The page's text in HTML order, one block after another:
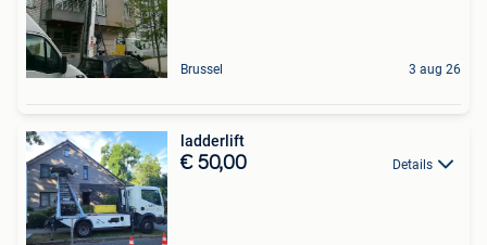
Brussel 3 aug 26
ladderlift
€ 50,00 Details